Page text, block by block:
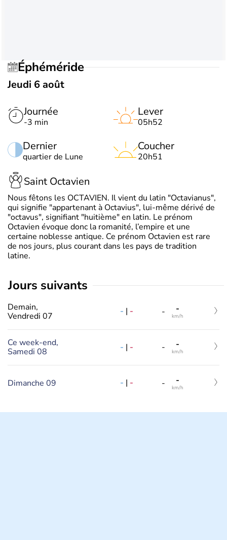
Éphéméride
Jeudi 6 août
Journée
-3 min
Dernier
quartier de Lune
Lever
05h52
Coucher
20h51
Saint Octavien
Nous fêtons les OCTAVIEN. Il vient du latin "Octavianus",
qui signifie "appartenant à Octavius", lui-même dérivé de
"octavus", signifiant "huitième" en latin. Le prénom
Octavien évoque donc la romanité, l’empire et une
certaine noblesse antique. Ce prénom Octavien est rare
de nos jours, plus courant dans les pays de tradition
latine.
jours suivants
Demain,
Vendredi 07
- | - - -
km/h
Ce week-end,
Samedi 08
- | - - -
km/h
Dimanche 09 - | - - -
km/h